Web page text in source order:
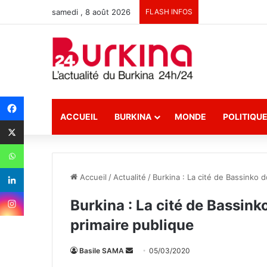
samedi , 8 août 2026 FLASH INFOS
ACCUEIL BURKINA MONDE POLITIQUE
Accueil / Actualité / Burkina : La cité de Bassinko
Burkina : La cité de
primaire publique
Basile SAMA 05/03/2020